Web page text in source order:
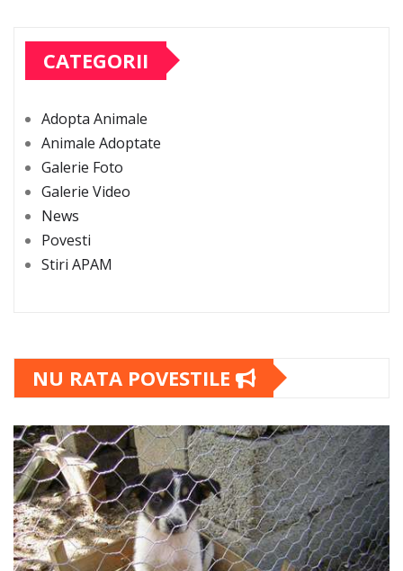
CATEGORII
Adopta Animale
Animale Adoptate
Galerie Foto
Galerie Video
News
Povesti
Stiri APAM
NU RATA POVESTILE